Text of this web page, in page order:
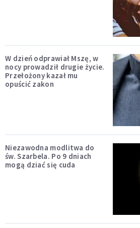
W dzień odprawiał Mszę, w
nocy prowadził drugie życie.
Przełożony kazał mu
opuścić zakon
Niezawodna modlitwa do
św. Szarbela. Po 9 dniach
mogą dziać się cuda